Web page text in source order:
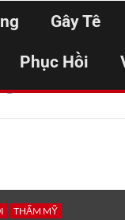
Gây Tê
Phục Hồi
THẨM MỸ